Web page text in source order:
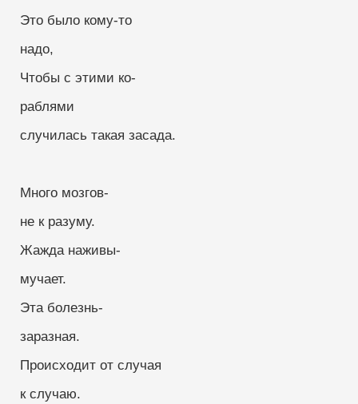
Это было кому-то
надо,
Чтобы с этими ко-
раблями
случилась такая засада.
Много мозгов-
не к разуму.
Жажда наживы-
мучает.
Эта болезнь-
заразная.
Происходит от случая
к случаю.